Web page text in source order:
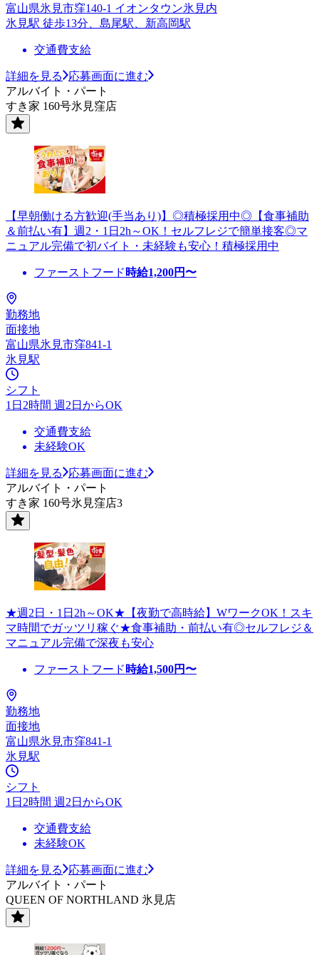
富山県氷見市窪140-1 イオンタウン氷見内
氷見駅 徒歩13分、島尾駅、新高岡駅
交通費支給
詳細を見る
応募画面に進む
アルバイト・パート
すき家 160号氷見窪店
【早朝働ける方歓迎(手当あり)】◎積極採用中◎【食事補助
＆前払い有】週2・1日2h～OK！セルフレジで簡単接客◎マ
ニュアル完備で初バイト・未経験も安心！積極採用中
ファーストフード 時給1,200円〜
勤務地
面接地
富山県氷見市窪841-1
氷見駅
シフト
1日2時間 週2日からOK
交通費支給
未経験OK
詳細を見る
応募画面に進む
アルバイト・パート
すき家 160号氷見窪店3
★週2日・1日2h～OK★【夜勤で高時給】WワークOK！スキ
マ時間でガッツリ稼ぐ★食事補助・前払い有◎セルフレジ＆
マニュアル完備で深夜も安心
ファーストフード 時給1,500円〜
勤務地
面接地
富山県氷見市窪841-1
氷見駅
シフト
1日2時間 週2日からOK
交通費支給
未経験OK
詳細を見る
応募画面に進む
アルバイト・パート
QUEEN OF NORTHLAND 氷見店